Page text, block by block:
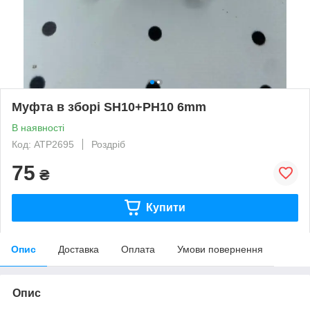
Муфта в зборі SH10+PH10 6mm
В наявності
Код: АТР2695
Роздріб
75 ₴
Купити
Опис Доставка Оплата Умови повернення
Опис